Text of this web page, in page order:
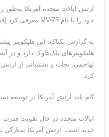
۱۰ تریلیون دلار؛ چگونه
ترامپ: پیروزی عبدال السید
جمهوری‌خواهان است
فیلم؛ هشدار قاطعانه
ارتش ایالات متحده آمریکا
خود را با نام MV-75 معرفی کرد (فیلم زیر)
به گزارش تکناک، این هلیکوپتر
هلیکوپترهای بلک‌هاوک دارد و در
تهاجمی، نجات و پشتیبانی از
کرد.
گام بلند ارتش آمریکا در توسعه
ایالات متحده در حال تقویت قدرت